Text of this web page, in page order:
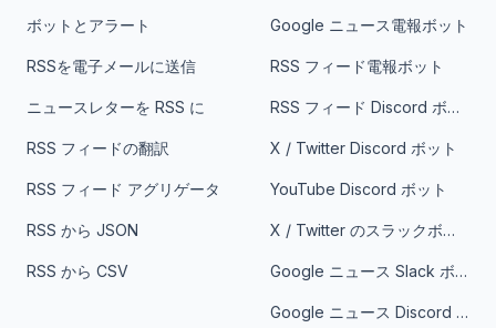
ボットとアラート
RSSを電子メールに送信
ニュースレターを RSS に
RSS フィードの翻訳
RSS フィード アグリゲータ
RSS から JSON
RSS から CSV
Google ニュース電報ボット
RSS フィード電報ボット
RSS フィード Discord ボット
X / Twitter Discord ボット
YouTube Discord ボット
X / Twitter のスラックボット
Google ニュース Slack ボット
Google ニュース Discord ボット